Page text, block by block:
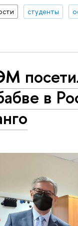
студенты
в